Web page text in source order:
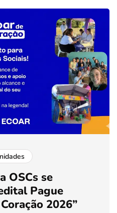
OSCs se
Pague
2026”